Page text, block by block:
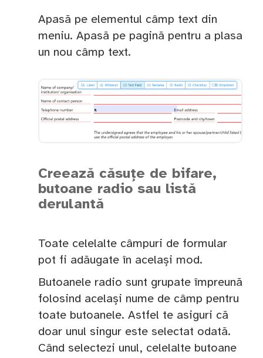
Apasă pe elementul câmp text din
meniu. Apasă pe pagină pentru a plasa
un nou câmp text.
Creează căsuțe de bifare,
butoane radio sau listă
derulantă
Toate celelalte câmpuri de formular
pot fi adăugate în același mod.
Butoanele radio sunt grupate împreună
folosind același nume de câmp pentru
toate butoanele. Astfel te asiguri că
doar unul singur este selectat odată.
Când selectezi unul, celelalte butoane